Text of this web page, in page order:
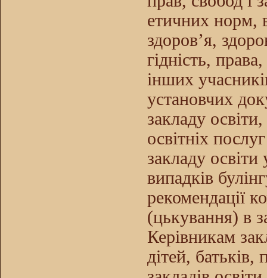
етичних норм,
здоров’я,
гідність,
інших
установчих
закладу
освітніх
закладу
випадків
рекомендації
(цькування) в
Керівникам
дітей, батьків,